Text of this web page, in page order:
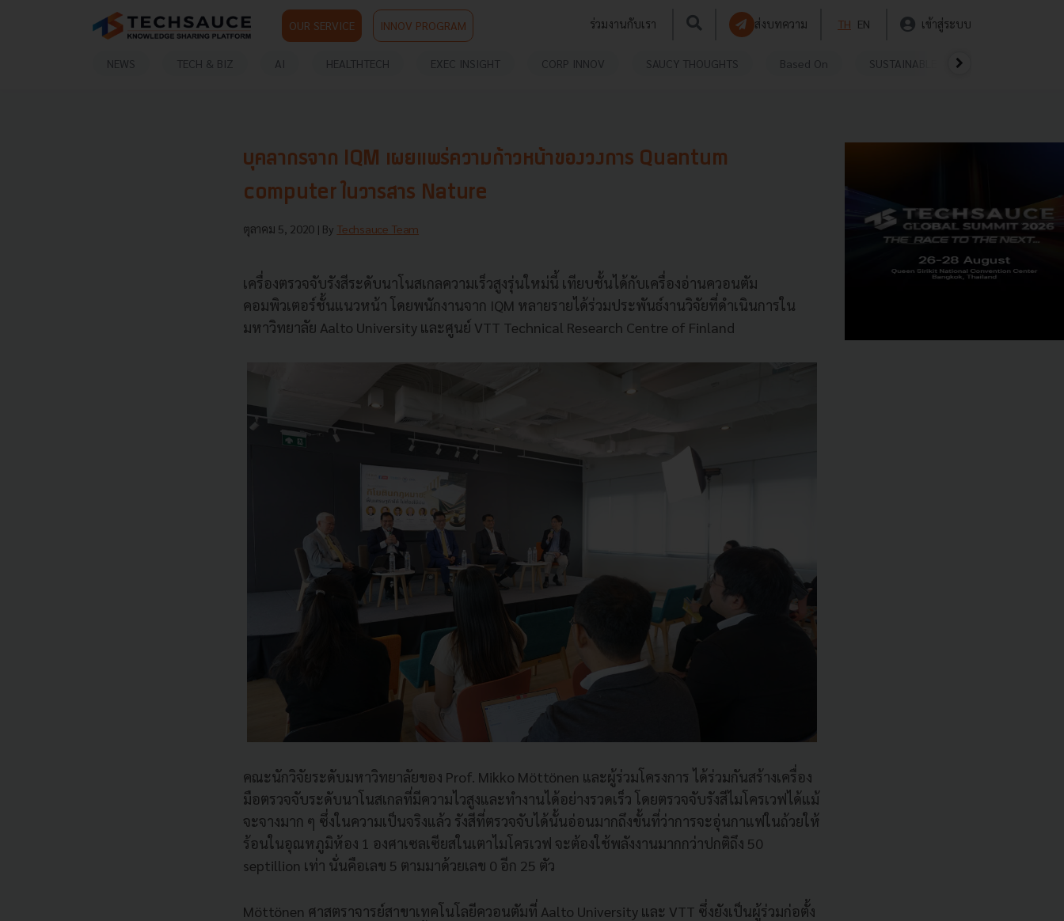
OUR SERVICE INNOV PROGRAM ร่วมงานกับเรา ส่งบทความ TH EN เข้าสู่ระบบ
NEWS TECH & BIZ AI HEALTHTECH EXEC INSIGHT CORP INNOV SAUCY THOUGHTS Based On SUSTAINABLE
บุคลากรจาก IQM เผยแพร่ความก้าวหน้าของวงการ Quantum
computer ในวารสาร Nature
ตุลาคม 5, 2020 | By Techsauce Team
เครื่องตรวจจับรังสีระดับนาโนสเกลความเร็วสูงรุ่นใหม่นี้ เทียบชั้นได้กับเครื่องอ่านควอนตัม
คอมพิวเตอร์ชั้นแนวหน้า โดยพนักงานจาก IQM หลายรายได้ร่วมประพันธ์งานวิจัยที่ดำเนินการใน
มหาวิทยาลัย Aalto University และศูนย์ VTT Technical Research Centre of Finland
คณะนักวิจัยระดับมหาวิทยาลัยของ Prof. Mikko Möttönen และผู้ร่วมโครงการ ได้ร่วมกันสร้างเครื่อง
มือตรวจจับระดับนาโนสเกลที่มีความไวสูงและทำงานได้อย่างรวดเร็ว โดยตรวจจับรังสีไมโครเวฟได้แม้
จะจางมาก ๆ ซึ่งในความเป็นจริงแล้ว รังสีที่ตรวจจับได้นั้นอ่อนมากถึงขั้นที่ว่าการจะอุ่นกาแฟในถ้วยให้
ร้อนในอุณหภูมิห้อง 1 องศาเซลเซียสในเตาไมโครเวฟ จะต้องใช้พลังงานมากกว่าปกติถึง 50
septillion เท่า นั่นคือเลข 5 ตามมาด้วยเลข 0 อีก 25 ตัว
Möttönen ศาสตราจารย์สาขาเทคโนโลยีควอนตัมที่ Aalto University และ VTT ซึ่งยังเป็นผู้ร่วมก่อตั้ง